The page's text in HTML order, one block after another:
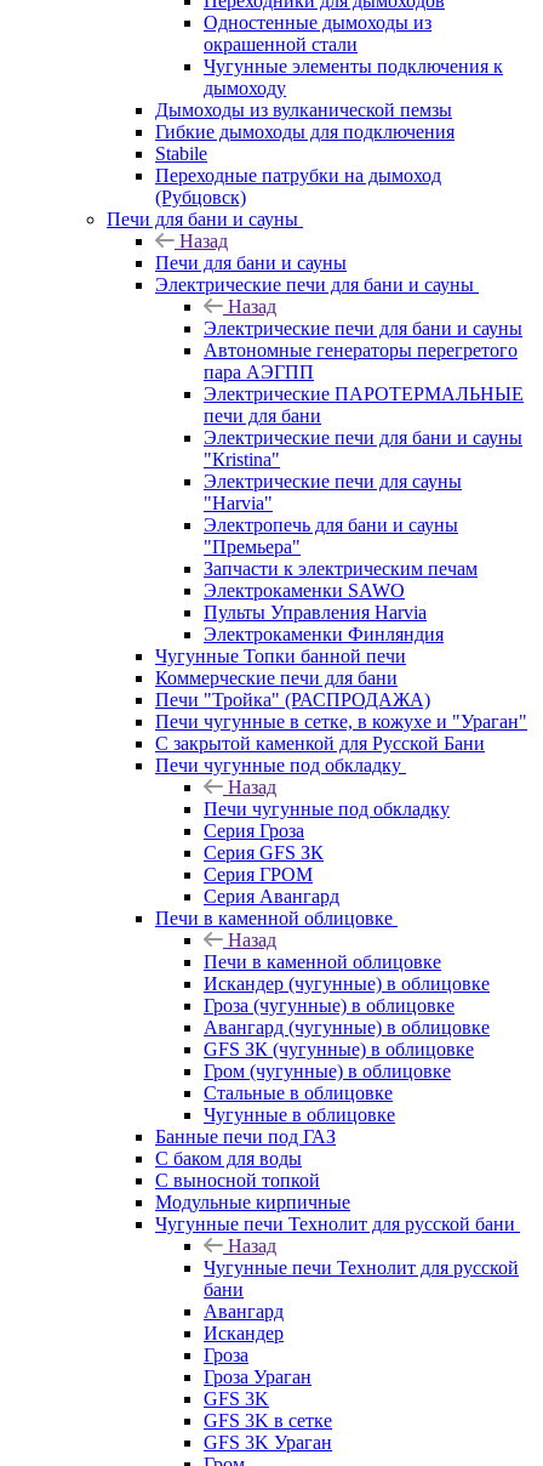
Одностенные дымоходы из
окрашенной стали
Чугунные элементы подключения к
дымоходу
Дымоходы из вулканической пемзы
Гибкие дымоходы для подключения
Stabile
Переходные патрубки на дымоход
(Рубцовск)
Печи для бани и сауны
Назад
Печи для бани и сауны
Электрические печи для бани и сауны
Назад
Электрические печи для бани и сауны
Автономные генераторы перегретого
пара АЭГПП
Электрические ПАРОТЕРМАЛЬНЫЕ
печи для бани
Электрические печи для бани и сауны
"Кristina"
Электрические печи для сауны
"Harvia"
Электропечь для бани и сауны
"Премьера"
Запчасти к электрическим печам
Электрокаменки SAWO
Пульты Управления Harvia
Электрокаменки Финляндия
Чугунные Топки банной печи
Коммерческие печи для бани
Печи "Тройка" (РАСПРОДАЖА)
Печи чугунные в сетке, в кожухе и "Ураган"
С закрытой каменкой для Русской Бани
Печи чугунные под обкладку
Назад
Печи чугунные под обкладку
Серия Гроза
Серия GFS ЗК
Серия ГРОМ
Серия Авангард
Печи в каменной облицовке
Назад
Печи в каменной облицовке
Искандер (чугунные) в облицовке
Гроза (чугунные) в облицовке
Авангард (чугунные) в облицовке
GFS ЗК (чугунные) в облицовке
Гром (чугунные) в облицовке
Стальные в облицовке
Чугунные в облицовке
Банные печи под ГАЗ
С баком для воды
С выносной топкой
Модульные кирпичные
Чугунные печи Технолит для русской бани
Назад
Чугунные печи Технолит для русской
бани
Авангард
Искандер
Гроза
Гроза Ураган
GFS 3K
GFS 3K в сетке
GFS 3K Ураган